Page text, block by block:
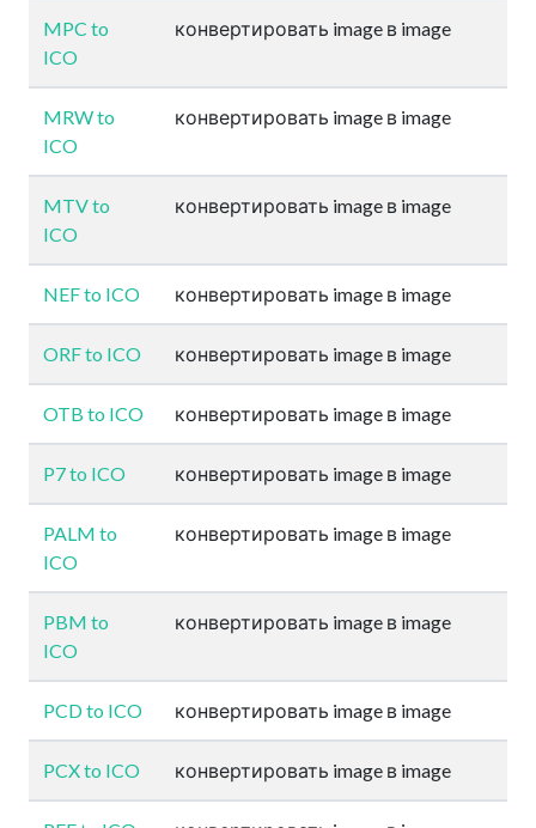
MPC to
ICO
конвертировать image в image
MRW to
ICO
конвертировать image в image
MTV to
ICO
конвертировать image в image
NEF to ICO конвертировать image в image
ORF to ICO конвертировать image в image
OTB to ICO конвертировать image в image
P7 to ICO конвертировать image в image
PALM to
ICO
конвертировать image в image
PBM to
ICO
конвертировать image в image
PCD to ICO конвертировать image в image
PCX to ICO конвертировать image в image